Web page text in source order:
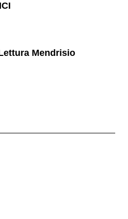
Mendrisio